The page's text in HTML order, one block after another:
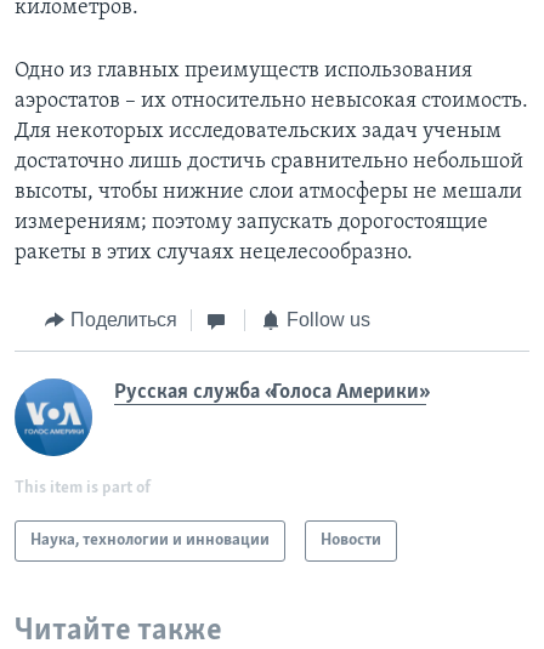
километров.
Одно из главных преимуществ использования
аэростатов – их относительно невысокая стоимость.
Для некоторых исследовательских задач ученым
достаточно лишь достичь сравнительно небольшой
высоты, чтобы нижние слои атмосферы не мешали
измерениям; поэтому запускать дорогостоящие
ракеты в этих случаях нецелесообразно.
Поделиться Follow us
Русская служба «Голоса Америки»
This item is part of
Наука, технологии и инновации Новости
Читайте также